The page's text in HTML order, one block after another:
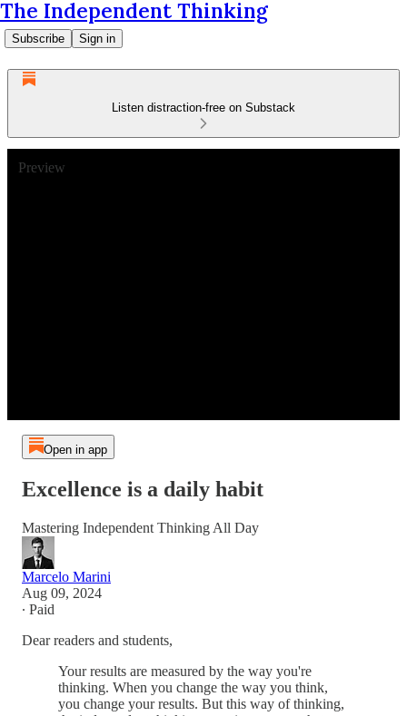
The Independent Thinking
Subscribe Sign in
Listen distraction-free on Substack
Preview
Open in app
Excellence is a daily habit
Mastering Independent Thinking All Day
Marcelo Marini
Aug 09, 2024
∙ Paid
Dear readers and students,
Your results are measured by the way you're
thinking. When you change the way you think,
you change your results. But this way of thinking,